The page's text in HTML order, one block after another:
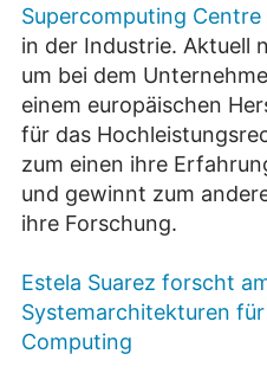
Supercomputing Centre
in der Industrie. Aktuell
um bei dem
einem europäischen
für das
zum einen ihre
und gewinnt zum
ihre Forschung.
Estela Suarez forscht
Systemarchitekturen
Computing